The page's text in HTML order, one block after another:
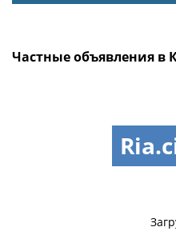
Частные объявления в